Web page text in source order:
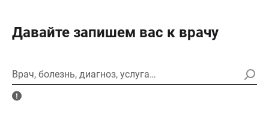
Давайте запишем вас к врачу
Врач, болезнь, диагноз, услуга…